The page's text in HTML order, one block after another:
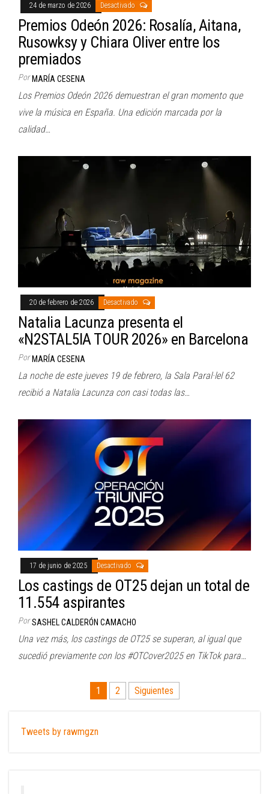
24 de marzo de 2026 Desactivado
Premios Odeón 2026: Rosalía, Aitana,
Rusowksy y Chiara Oliver entre los
premiados
Por MARÍA CESENA
Los Premios Odeón 2026 demuestran el gran momento que
vive la música en España. Una edición marcada por la
calidad…
20 de febrero de 2026 Desactivado
Natalia Lacunza presenta el
«N2STAL5IA TOUR 2026» en Barcelona
Por MARÍA CESENA
La noche de este jueves 19 de febrero, la Sala Paral·lel 62
recibió a Natalia Lacunza con casi todas las…
17 de junio de 2025 Desactivado
Los castings de OT25 dejan un total de
11.554 aspirantes
Por SASHEL CALDERÓN CAMACHO
Una vez más, los castings de OT25 se superan, al igual que
sucedió previamente con los #OTCover2025 en TikTok para…
entradas
1 2 Siguientes
Tweets by rawmgzn